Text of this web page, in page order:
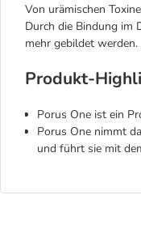
Von urämischen
Durch die Bindung im
mehr gebildet werden.
Produkt-
Porus One ist ein
Porus One nimmt
und führt sie mit